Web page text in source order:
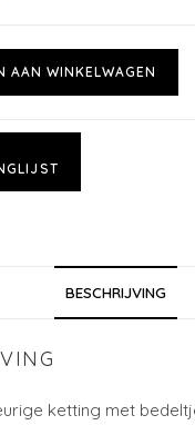
AAN WINKELWAGEN
BESCHRIJVING
ketting met